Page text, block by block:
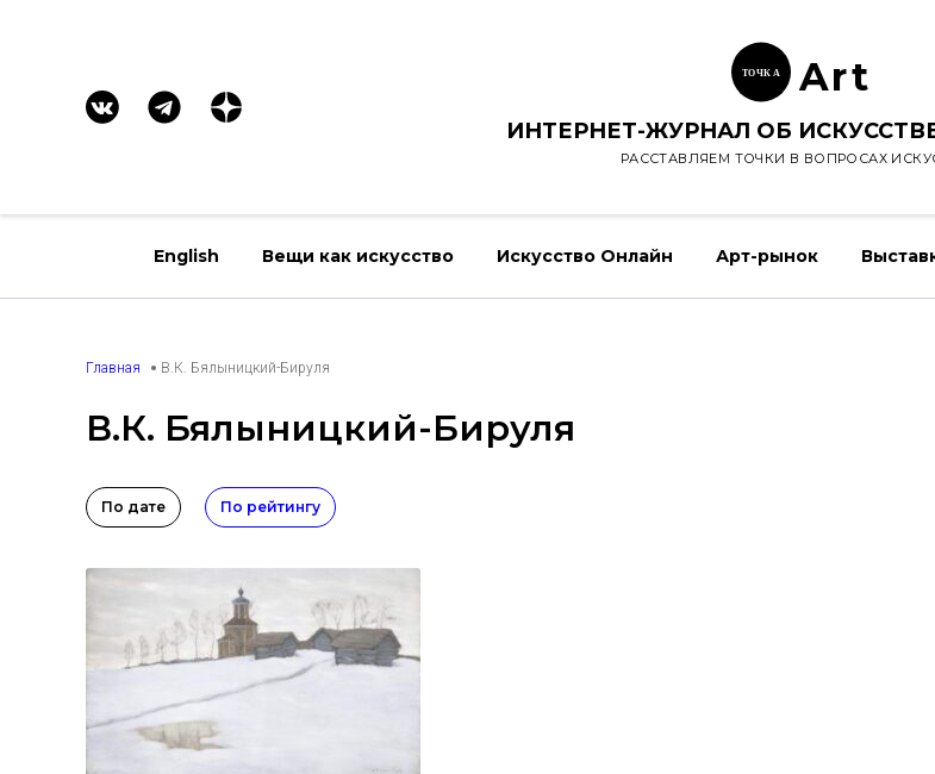
ТОЧК А Art
ИНТЕРНЕТ-ЖУРНАЛ ОБ
РАССТАВЛЯЕМ ТОЧКИ В ВОПРОСАХ
English Вещи как искусство Искусство Онлайн Арт-рынок
Главная В.К. Бялыницкий-Бируля
В.К. Бялыницкий-Бируля
По дате По рейтингу